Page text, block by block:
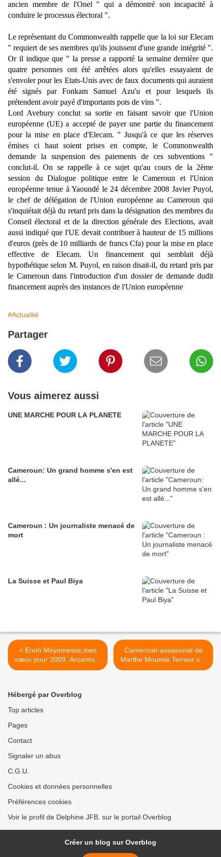
ancien membre de l'Onel " qui a démontré son incapacité à
conduire le processus électoral ".
Le représentant du Commonwealth rappelle que la loi sur Elecam
" requiert de ses membres qu'ils jouissent d'une grande intégrité ".
Or il indique que " la presse a rapporté la semaine dernière que
quatre personnes ont été arrêtées alors qu'elles essayaient de
s'envoler pour les Etats-Unis avec de faux documents qui auraient
été signés par Fonkam Samuel Azu'u et pour lesquels ils
prétendent avoir payé d'importants pots de vins ".
Lord Avebury conclut sa sortie en faisant savoir que l'Union
européenne (UE) a accepté de payer une partie du financement
pour la mise en place d'Elecam. " Jusqu'à ce que les réserves
émises ci haut soient prises en compte, le Commonwealth
demande la suspension des paiements de ces subventions "
conclut-il. On se rappelle à ce sujet qu'au cours de la 2ème
session du Dialogue politique entre le Cameroun et l'Union
européenne tenue à Yaoundé le 24 décembre 2008 Javier Puyol,
le chef de délégation de l'Union européenne au Cameroun qui
s'inquiétait déjà du retard pris dans la désignation des membres du
Conseil électoral et de la direction générale des Elections, avait
aussi indiqué que l'UE devait contribuer à hauteur de 15 millions
d'euros (près de 10 milliards de francs Cfa) pour la mise en place
effective de Elecam. Un financement qui semblait déjà
hypothétique selon M. Puyol, en raison disait-il, du retard pris par
le Cameroun dans l'introduction d'un dossier de demande dudit
financement auprès des instances de l'Union européenne
#Actualité
Partager
Vous aimerez aussi
UNE MARCHE POUR LA PLANETE
Cameroun: Un grand homme s'en est
allé...
Cameroun : Un journaliste menacé de
mort
La Suisse et Paul Biya
< Enoh Meyomesse,mes
vœux pour 2009 :Accentuer
la lutte pour la chute de
Cameroun-assassinat de
Marthe Moumie:Terreur sur
les opposants Bulu >
Hébergé par Overblog
Top articles
Pages
Contact
Signaler un abus
C.G.U.
Cookies et données personnelles
Préférences cookies
Voir le profil de Delphine JFB. sur le portail Overblog
Créer un blog sur Overblog